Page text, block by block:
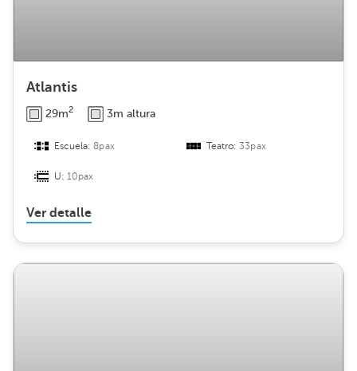
Atlantis
29m2 3m altura
Escuela:8pax Teatro:33pax
U:10pax
Ver detalle